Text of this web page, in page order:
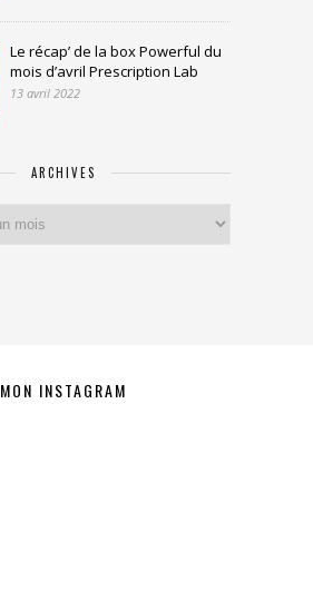
Le récap’ de la box Powerful du
mois d’avril Prescription Lab
13 avril 2022
ARCHIVES
MON INSTAGRAM